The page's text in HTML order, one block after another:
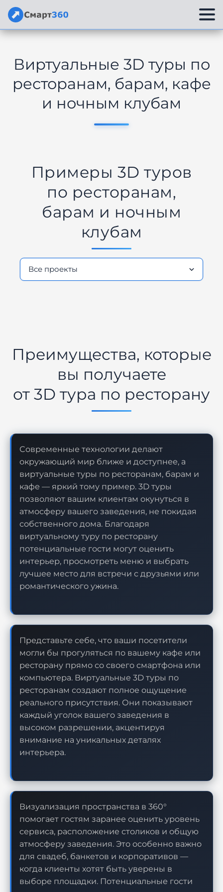
Перейти
содержимому
Виртуальные 3D туры по
ресторанам, барам, кафе
и ночным клубам
Примеры 3D туров
по ресторанам,
барам и ночным
клубам
Преимущества, которые
вы получаете
от 3D тура по ресторану
Современные технологии делают
окружающий мир ближе и доступнее, а
виртуальные туры по ресторанам, барам и
кафе — яркий тому пример. 3D туры
позволяют вашим клиентам окунуться в
атмосферу вашего заведения, не покидая
собственного дома. Благодаря
виртуальному туру по ресторану
потенциальные гости могут оценить
интерьер, просмотреть меню и выбрать
лучшее место для встречи с друзьями или
романтического ужина.
Представьте себе, что ваши посетители
могли бы прогуляться по вашему кафе или
ресторану прямо со своего смартфона или
компьютера. Виртуальные 3D туры по
ресторанам создают полное ощущение
реального присутствия. Они показывают
каждый уголок вашего заведения в
высоком разрешении, акцентируя
внимание на уникальных деталях
интерьера.
Визуализация пространства в 360°
помогает гостям заранее оценить уровень
сервиса, расположение столиков и общую
атмосферу заведения. Это особенно важно
для свадеб, банкетов и корпоративов —
когда клиенты хотят быть уверены в
выборе площадки. Потенциальные гости